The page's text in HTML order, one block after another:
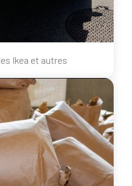
Ikea et autres